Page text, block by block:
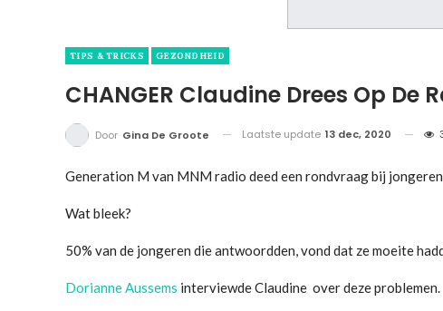
TIPS & TRICKS GEZONDHEID
CHANGER Claudine Drees Op De
Door Gina De Groote Laatste update 13 dec, 2020
Generation M van MNM radio deed een rondvraag bij
Wat bleek?
50% van de jongeren die antwoordden, vond dat ze moeite
Dorianne Aussems interviewde Claudine over deze problemen.